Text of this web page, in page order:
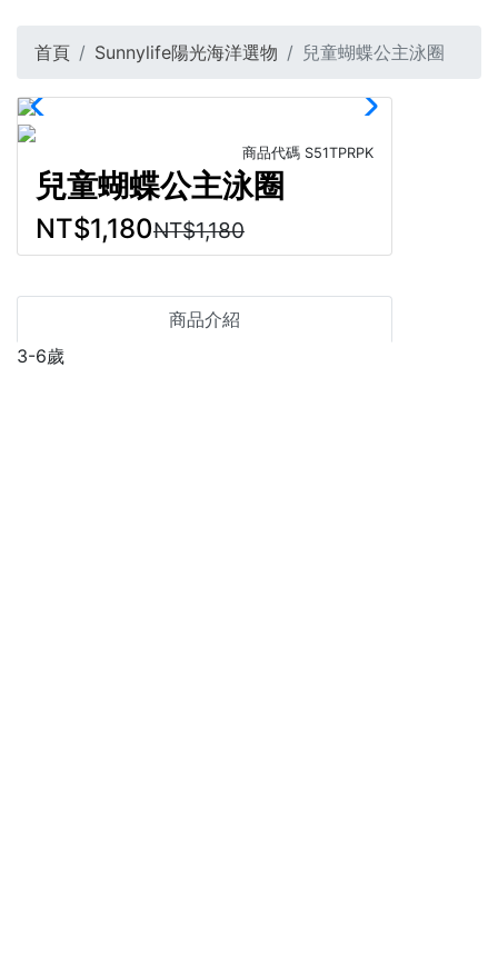
首頁 Sunnylife陽光海洋選物 兒童蝴蝶公主泳圈
商品代碼 S51TPRPK
兒童蝴蝶公主泳圈
NT$1,180NT$1,180
商品介紹
3-6歲